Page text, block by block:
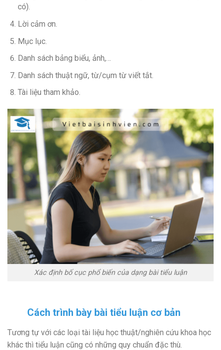
có).
Lời cảm ơn.
Mục lục.
Danh sách bảng biểu, ảnh,…
Danh sách thuật ngữ, từ/cụm từ viết tắt.
Tài liệu tham khảo.
Xác định bố cục phổ biến của dạng bài tiểu luận
Cách trình bày bài tiểu luận cơ bản
Tương tự với các loại tài liệu học thuật/nghiên cứu khoa học
khác thì tiểu luận cũng có những quy chuẩn đặc thù.